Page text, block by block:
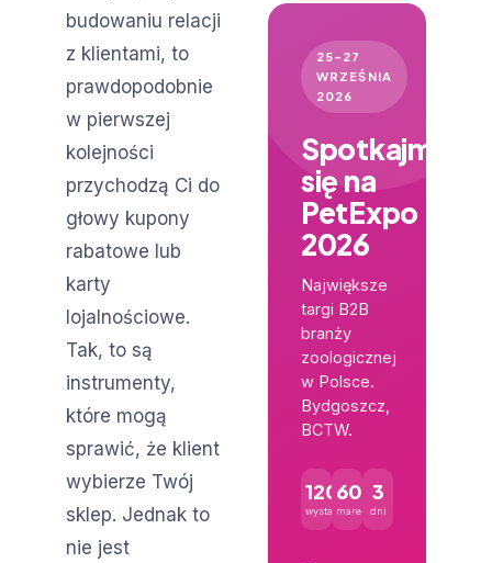
budowaniu relacji
z klientami, to
prawdopodobnie
w pierwszej
kolejności
przychodzą Ci do
głowy kupony
rabatowe lub
karty
lojalnościowe.
Tak, to są
instrumenty,
które mogą
sprawić, że klient
wybierze Twój
sklep. Jednak to
nie jest
25–27
WRZEŚNIA
2026
Spotkajmy
się na
PetExpo
2026
Największe
targi B2B
branży
zoologicznej
w Polsce.
Bydgoszcz,
BCTW.
120+
wystawców
600+
marek
3
dni